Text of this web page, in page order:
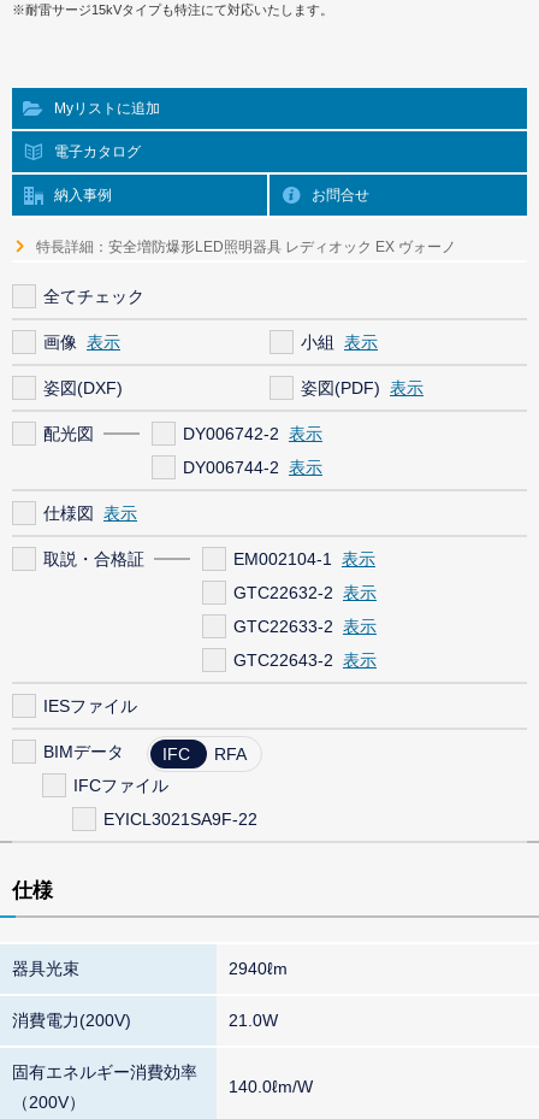
※耐雷サージ15kVタイプも特注にて対応いたします。
Myリストに追加
電子カタログ
納入事例 お問合せ
特長詳細：安全増防爆形LED照明器具 レディオック EX ヴォーノ
全てチェック
画像 小組
姿図(DXF) 姿図(PDF)
配光図
DY006742-2
DY006744-2
仕様図
取説・合格証
EM002104-1
GTC22632-2
GTC22633-2
GTC22643-2
IESファイル
BIMデータ IFC
RFA
IFCファイル
EYICL3021SA9F-22
仕様
器具光束 2940ℓm
消費電力(200V) 21.0W
固有エネルギー消費効率
（200V）
140.0ℓm/W